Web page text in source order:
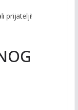
prijatelji!